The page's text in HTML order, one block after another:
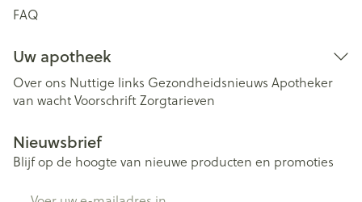
FAQ
Uw apotheek
Over ons Nuttige links Gezondheidsnieuws Apotheker
van wachtVoorschriftZorgtarieven
Nieuwsbrief
Blijf op de hoogte van nieuwe producten en promoties